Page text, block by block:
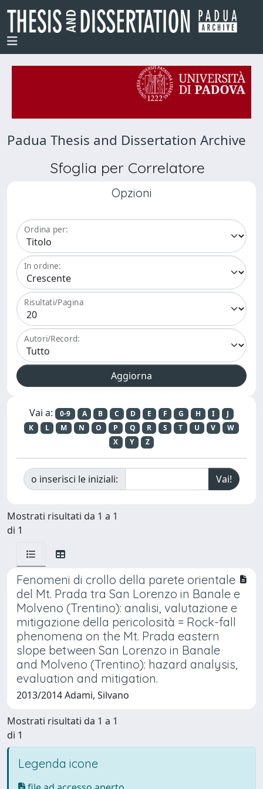
Padua Thesis and Dissertation Archive
Sfoglia per Correlatore
Opzioni
Ordina per:
In ordine:
Risultati/Pagina
Autori/Record:
Vai a: 0-9 A B C D E F G H I
J
K
L M N O P Q R S T U V
W
X
Y Z
o inserisci le iniziali:
Mostrati risultati da 1 a 1
di 1
Fenomeni di crollo della parete orientale
del Mt. Prada tra San Lorenzo in Banale e
Molveno (Trentino): analisi, valutazione e
mitigazione della pericolosità = Rock-fall
phenomena on the Mt. Prada eastern
slope between San Lorenzo in Banale
and Molveno (Trentino): hazard analysis,
evaluation and mitigation.
2013/2014 Adami, Silvano
Mostrati risultati da 1 a 1
di 1
Legenda icone